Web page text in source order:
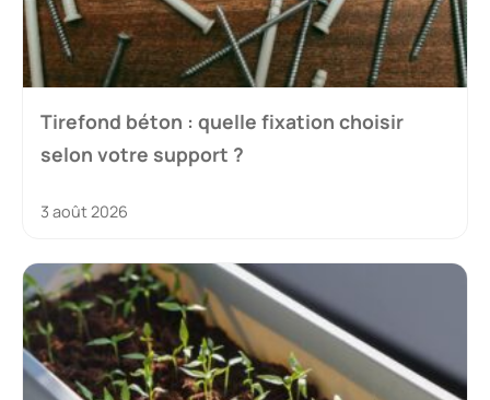
Tirefond béton : quelle fixation choisir
selon votre support ?
3 août 2026